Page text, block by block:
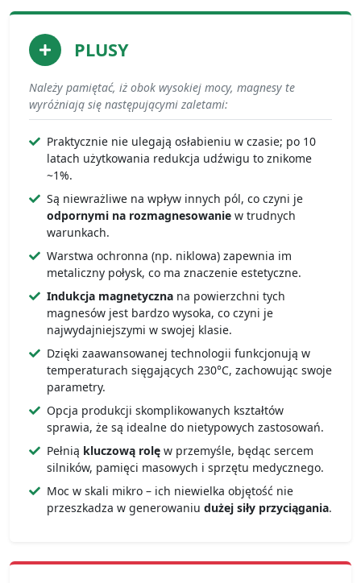
PLUSY
Należy pamiętać, iż obok wysokiej mocy, magnesy te
wyróżniają się następującymi zaletami:
Praktycznie nie ulegają osłabieniu w czasie; po 10
latach użytkowania redukcja udźwigu to znikome
~1%.
Są niewrażliwe na wpływ innych pól, co czyni je
odpornymi na rozmagnesowanie w trudnych
warunkach.
Warstwa ochronna (np. niklowa) zapewnia im
metaliczny połysk, co ma znaczenie estetyczne.
Indukcja magnetyczna na powierzchni tych
magnesów jest bardzo wysoka, co czyni je
najwydajniejszymi w swojej klasie.
Dzięki zaawansowanej technologii funkcjonują w
temperaturach sięgających 230°C, zachowując swoje
parametry.
Opcja produkcji skomplikowanych kształtów
sprawia, że są idealne do nietypowych zastosowań.
Pełnią kluczową rolę w przemyśle, będąc sercem
silników, pamięci masowych i sprzętu medycznego.
Moc w skali mikro – ich niewielka objętość nie
przeszkadza w generowaniu dużej siły przyciągania.